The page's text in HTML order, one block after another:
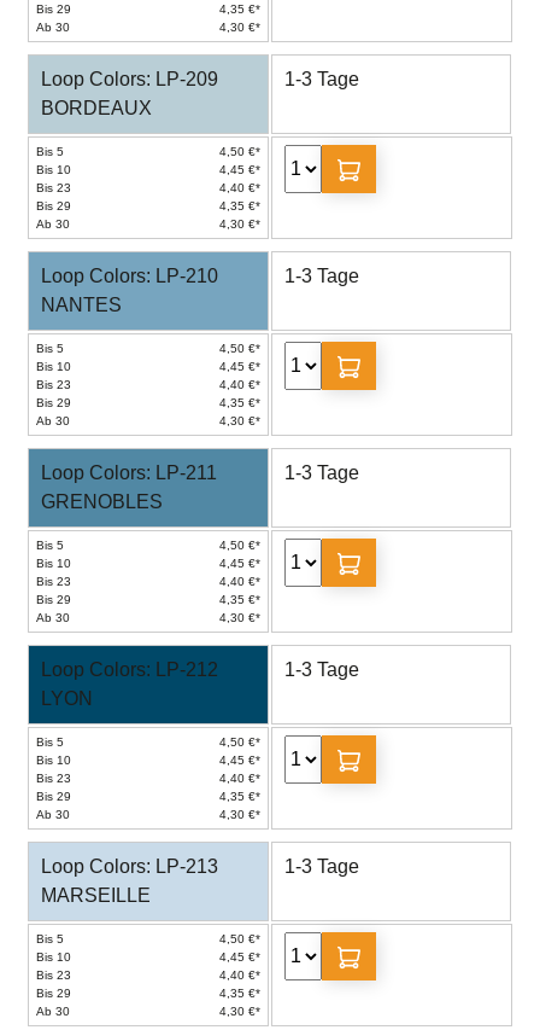
Bis 29
4,35 €*
Ab 30
4,30 €*
Loop Colors: LP-209
BORDEAUX
1-3 Tage
Bis 5
4,50 €*
Bis 10
4,45 €*
Bis 23
4,40 €*
Bis 29
4,35 €*
Ab 30
4,30 €*
Loop Colors: LP-210
NANTES
1-3 Tage
Bis 5
4,50 €*
Bis 10
4,45 €*
Bis 23
4,40 €*
Bis 29
4,35 €*
Ab 30
4,30 €*
Loop Colors: LP-211
GRENOBLES
1-3 Tage
Bis 5
4,50 €*
Bis 10
4,45 €*
Bis 23
4,40 €*
Bis 29
4,35 €*
Ab 30
4,30 €*
Loop Colors: LP-212
LYON
1-3 Tage
Bis 5
4,50 €*
Bis 10
4,45 €*
Bis 23
4,40 €*
Bis 29
4,35 €*
Ab 30
4,30 €*
Loop Colors: LP-213
MARSEILLE
1-3 Tage
Bis 5
4,50 €*
Bis 10
4,45 €*
Bis 23
4,40 €*
Bis 29
4,35 €*
Ab 30
4,30 €*